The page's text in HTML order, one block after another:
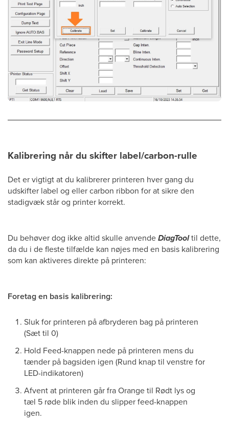
Kalibrering når du skifter label/carbon-rulle
Det er vigtigt at du kalibrerer printeren hver gang du
udskifter label og eller carbon ribbon for at sikre den
stadigvæk står og printer korrekt.
Du behøver dog ikke altid skulle anvendeDiagTooltil dette,
da du i de fleste tilfælde kan nøjes med en basis kalibrering
som kan aktiveres direkte på printeren:
Foretag en basis kalibrering:
Sluk for printeren på afbryderen bag på printeren
(Sæt til 0)
Hold Feed-knappen nede på printeren mens du
tænder på bagsiden igen (Rund knap til venstre for
LED-indikatoren)
Afvent at printeren går fra Orange til Rødt lys og
tæl 5 røde blik inden du slipper feed-knappen
igen.